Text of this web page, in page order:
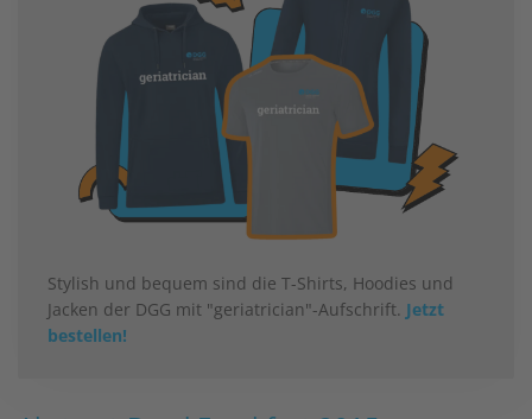
Stylish und bequem sind die T-Shirts, Hoodies und
Jacken der DGG mit "geriatrician"-Aufschrift. Jetzt
bestellen!